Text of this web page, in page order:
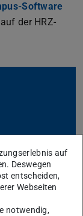
Software
der HRZ-
auf
Deswegen
entscheiden,
Webseiten
notwendig,